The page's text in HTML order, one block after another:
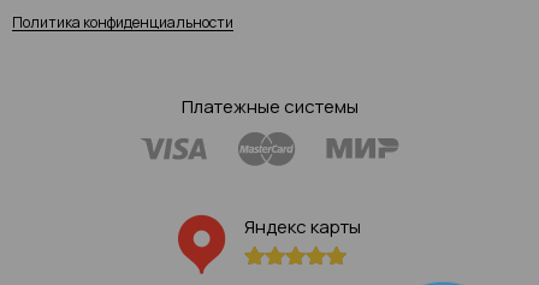
Политика конфиденциальности
Платежные системы
Яндекс карты